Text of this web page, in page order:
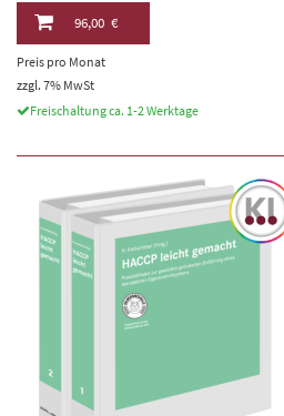
96,00 €
Preis pro Monat
zzgl. 7% MwSt
Freischaltung ca. 1-2 Werktage